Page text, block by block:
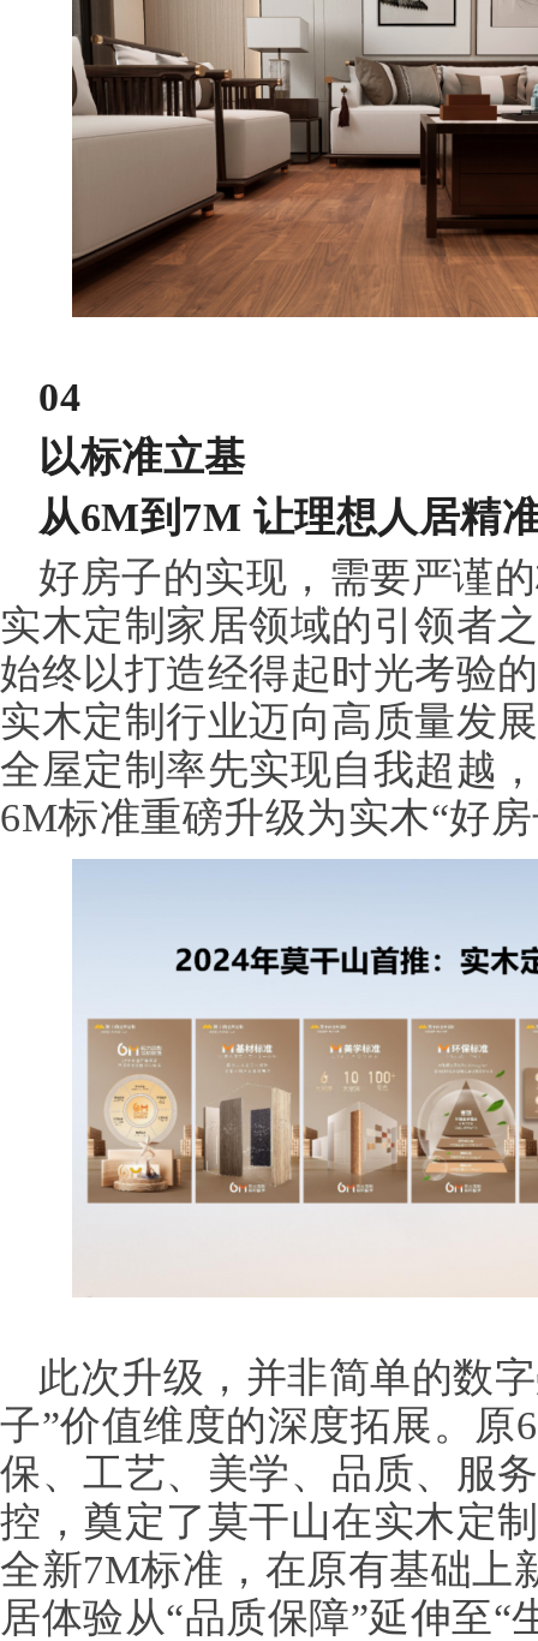
04
以标准立基
从6M到7M 让理想人居精
好房子的实现，需要严谨
实木定制家居领域的引领者
始终以打造经得起时光考验
实木定制行业迈向高质量发
全屋定制率先实现自我超越
6M标准重磅升级为实木“好
此次升级，并非简单的数
子”价值维度的深度拓展。原
保、工艺、美学、品质、服
控，奠定了莫干山在实木定
全新7M标准，在原有基础上
居体验从“品质保障”延伸至“